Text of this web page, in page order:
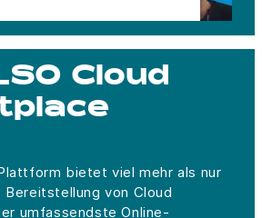
their CMP to add this
the list of technologies
used.
byUsercentrics Consent
Platform
Cloud
bietet viel mehr als nur
von Cloud
umfassendste Online-